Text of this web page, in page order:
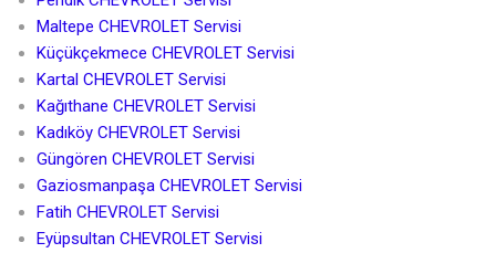
Maltepe CHEVROLET Servisi
Küçükçekmece CHEVROLET Servisi
Kartal CHEVROLET Servisi
Kağıthane CHEVROLET Servisi
Kadıköy CHEVROLET Servisi
Güngören CHEVROLET Servisi
Gaziosmanpaşa CHEVROLET Servisi
Fatih CHEVROLET Servisi
Eyüpsultan CHEVROLET Servisi